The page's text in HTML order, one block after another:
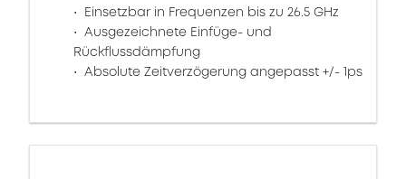
Einsetzbar in Frequenzen bis zu 26.5 GHz
Ausgezeichnete Einfüge- und
Rückflussdämpfung
Absolute Zeitverzögerung angepasst +/- 1ps